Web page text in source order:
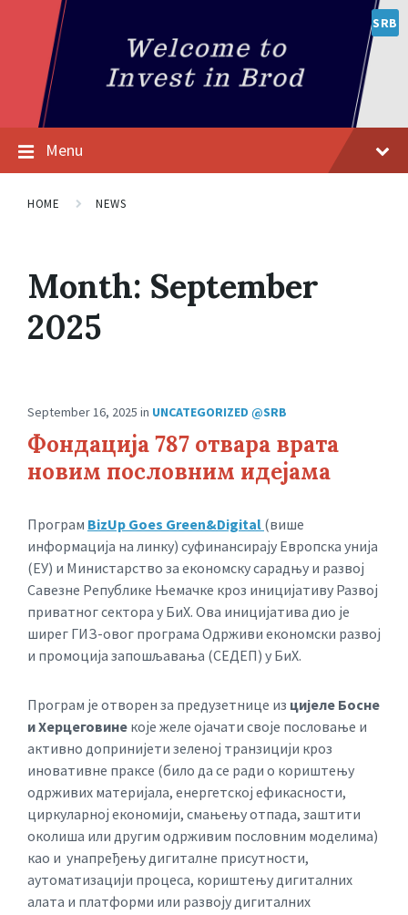
SRB
Menu
HOME NEWS
Month: September
2025
September 16, 2025 in UNCATEGORIZED @SRB
Фондација 787 отвара врата
новим пословним идејама
Програм BizUp Goes Green&Digital (више
информација на линку) суфинансирају Европска унија
(ЕУ) и Министарство за економску сарадњу и развој
Савезне Републике Њемачке кроз иницијативу Развој
приватног сектора у БиХ. Ова иницијатива дио је
ширег ГИЗ-овог програма Одрживи економски развој
и промоција запошљавања (СЕДЕП) у БиХ.
Програм је отворен за предузетнице из цијеле Босне
и Херцеговине које желе ојачати своје пословање и
активно допринијети зеленој транзицији кроз
иновативне праксе (било да се ради о кориштењу
одрживих материјала, енергетској ефикасности,
циркуларној економији, смањењу отпада, заштити
околиша или другим одрживим пословним моделима)
као и унапређењу дигиталне присутности,
аутоматизацији процеса, кориштењу дигиталних
алата и платформи или развоју дигиталних